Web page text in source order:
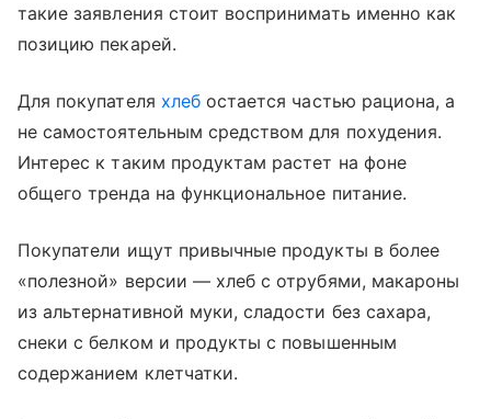
такие заявления стоит воспринимать именно как
позицию пекарей.
Для покупателя хлебостается частью рациона, а
не самостоятельным средством для похудения.
Интерес к таким продуктам растет на фоне
общего тренда на функциональное питание.
Покупатели ищут привычные продукты в более
«полезной» версии — хлеб с отрубями, макароны
из альтернативной муки, сладости без сахара,
снеки с белком и продукты с повышенным
содержанием клетчатки.